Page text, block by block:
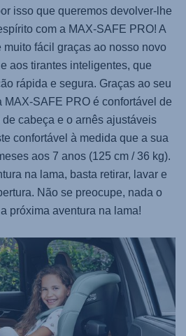
isso que queremos devolver-lhe
com a MAX-SAFE PRO! A
fácil graças ao nosso novo
aos tirantes inteligentes, que
rápida e segura. Graças ao seu
MAX-SAFE PRO é confortável de
cabeça e o arnês ajustáveis
confortável à medida que a sua
aos 7 anos (125 cm / 36 kg).
na lama, basta retirar, lavar e
Não se preocupe, nada o
próxima aventura na lama!